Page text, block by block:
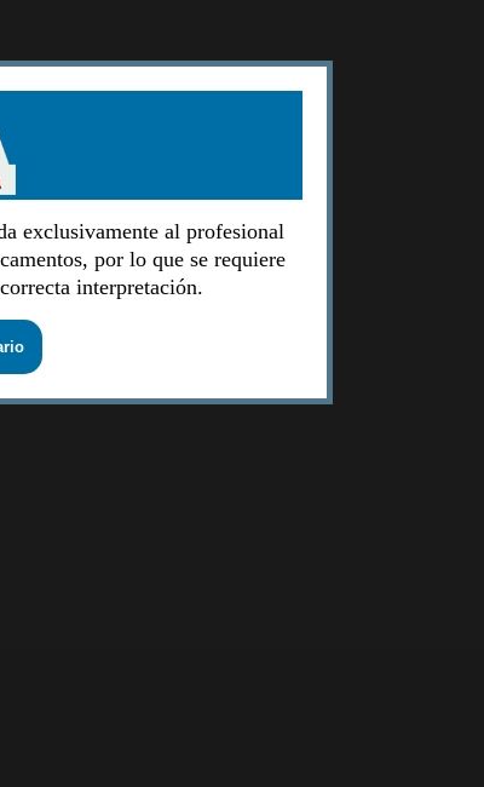
exclusivamente al profesional
por lo que se requiere
interpretación.